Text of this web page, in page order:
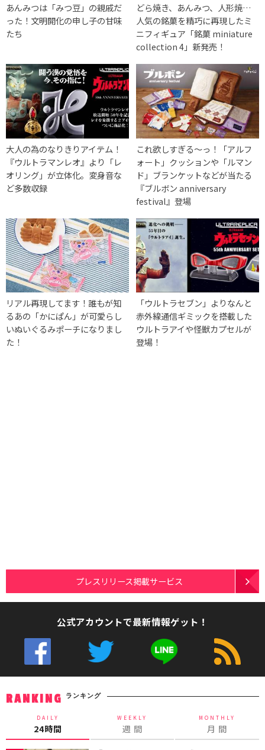
あんみつは「みつ豆」の親戚だ
った！文明開化の申し子の甘味
たち
どら焼き、あんみつ、人形焼…
人気の銘菓を精巧に再現したミ
ニフィギュア「銘菓 miniature
collection 4」新発売！
大人の為のなりきりアイテム！
『ウルトラマンレオ』より「レ
オリング」が立体化。変身音な
ど多数収録
これ欲しすぎる〜っ！「アルフ
ォート」クッションや「ルマン
ド」ブランケットなどが当たる
『ブルボン anniversary
festival』登場
リアル再現してます！誰もが知
るあの「かにぱん」が可愛らし
いぬいぐるみポーチになりまし
た！
「ウルトラセブン」よりなんと
赤外線通信ギミックを搭載した
ウルトラアイや怪獣カプセルが
登場！
プレスリリース掲載サービス
公式アカウントで最新情報ゲット！
RANKING ランキング
DAILY
24時間
WEEKLY
週 間
MONTHLY
月 間